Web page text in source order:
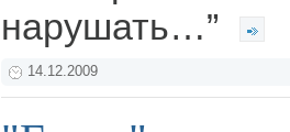
нарушать…”
14.12.2009